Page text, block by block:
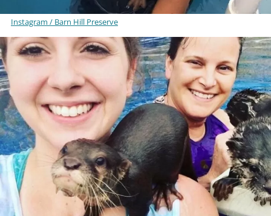
Instagram / Barn Hill Preserve